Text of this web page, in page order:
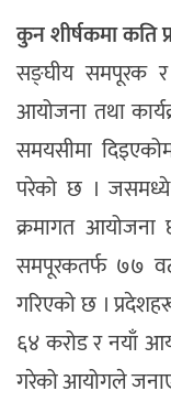
कुन शीर्षकमा कति
सङ्घीय समपूरक र
आयोजना तथा
समयसीमा
परेको छ ।
क्रमागत आयोजना
समपूरकतर्फ ७७
गरिएको छ ।
६४ करोड र नयाँ
गरेको आयोगले